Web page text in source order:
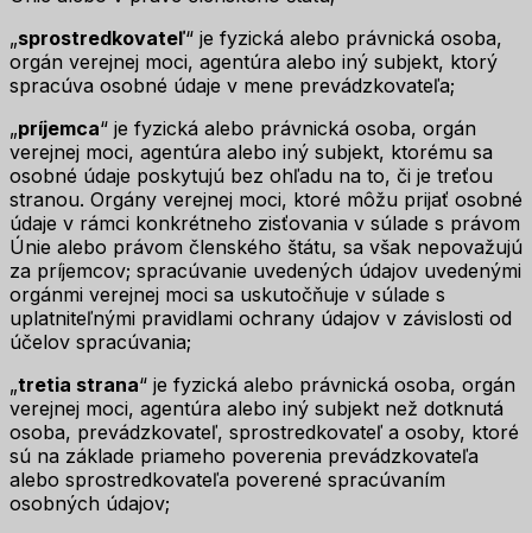
„sprostredkovateľ“ je fyzická alebo právnická osoba,
orgán verejnej moci, agentúra alebo iný subjekt, ktorý
spracúva osobné údaje v mene prevádzkovateľa;
„príjemca“ je fyzická alebo právnická osoba, orgán
verejnej moci, agentúra alebo iný subjekt, ktorému sa
osobné údaje poskytujú bez ohľadu na to, či je treťou
stranou. Orgány verejnej moci, ktoré môžu prijať osobné
údaje v rámci konkrétneho zisťovania v súlade s právom
Únie alebo právom členského štátu, sa však nepovažujú
za príjemcov; spracúvanie uvedených údajov uvedenými
orgánmi verejnej moci sa uskutočňuje v súlade s
uplatniteľnými pravidlami ochrany údajov v závislosti od
účelov spracúvania;
„tretia strana“ je fyzická alebo právnická osoba, orgán
verejnej moci, agentúra alebo iný subjekt než dotknutá
osoba, prevádzkovateľ, sprostredkovateľ a osoby, ktoré
sú na základe priameho poverenia prevádzkovateľa
alebo sprostredkovateľa poverené spracúvaním
osobných údajov;